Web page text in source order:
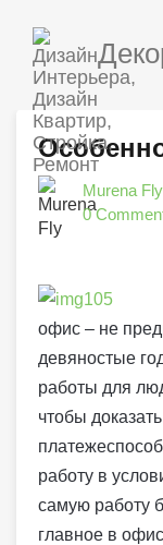
Murena Fly
0
офис – не
девяностые
работы для
чтобы
работу в
самую работу
главное в